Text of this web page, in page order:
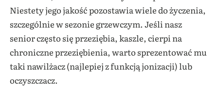
Niestety jego jakość pozostawia wiele do życzenia,
szczególnie w sezonie grzewczym. Jeśli nasz
senior często się przeziębia, kaszle, cierpi na
chroniczne przeziębienia, warto sprezentować mu
taki nawilżacz (najlepiej z funkcją jonizacji) lub
oczyszczacz.